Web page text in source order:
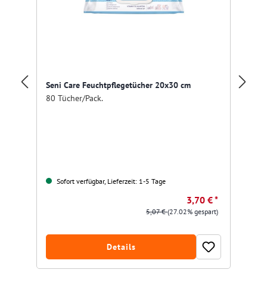
Seni Care Feuchtpflegetücher 20x30 cm
80 Tücher/Pack.
Sofort verfügbar, Lieferzeit: 1-5 Tage
3,70 € *
5,07 €(27.02% gespart)
Details